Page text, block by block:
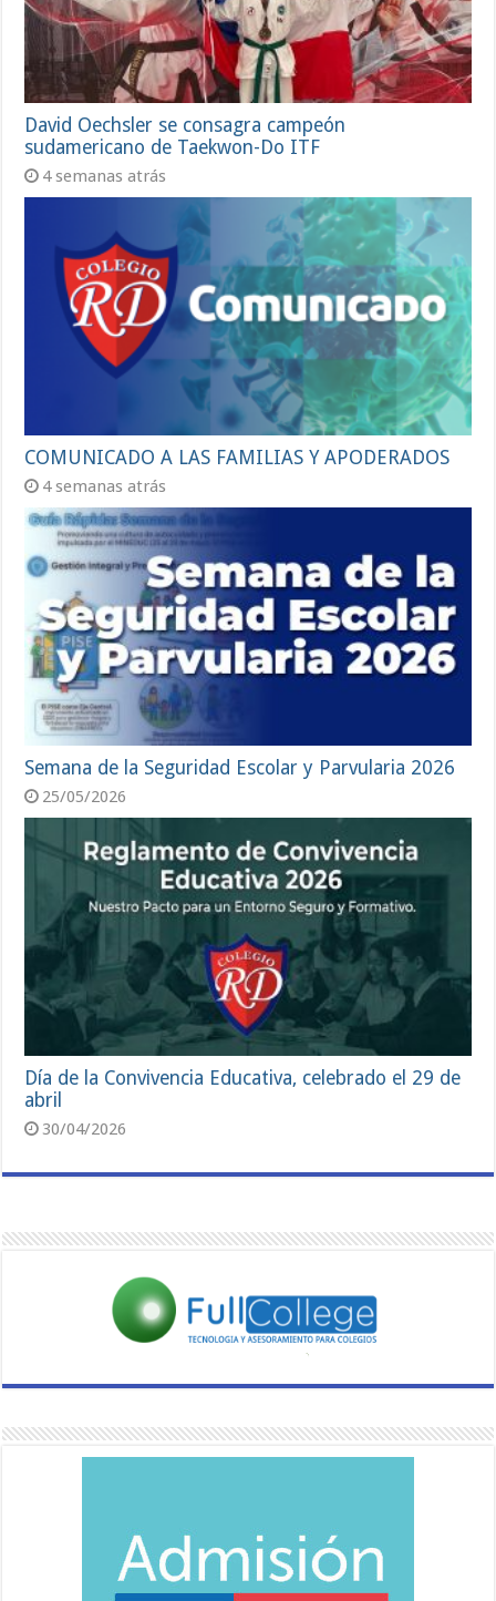
David Oechsler se consagra campeón
sudamericano de Taekwon-Do ITF
4 semanas atrás
COMUNICADO A LAS FAMILIAS Y APODERADOS
4 semanas atrás
Semana de la Seguridad Escolar y Parvularia 2026
25/05/2026
Día de la Convivencia Educativa, celebrado el 29 de
abril
30/04/2026